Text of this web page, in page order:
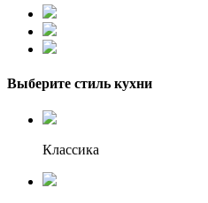
Выберите стиль кухни
Классика